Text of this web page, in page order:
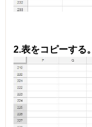
2.表をコピーする。